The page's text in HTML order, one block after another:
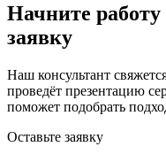
Начните работу
заявку
Наш консультант
проведёт презентацию
поможет подобрать
Оставьте заявку